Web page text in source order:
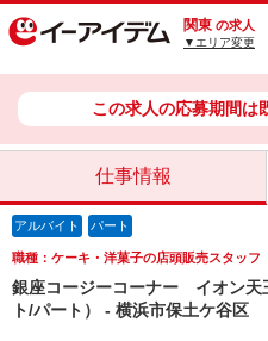
関東 の求人
▼エリア変更
この求人の応募期間は
仕事情報
アルバイト パート
職種：ケーキ・洋菓子の店頭販売スタッフ
銀座コージーコーナー イオン天
ト/パート） - 横浜市保土ケ谷区